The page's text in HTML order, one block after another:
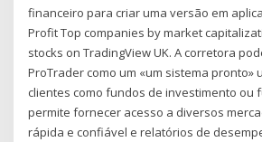
financeiro para criar uma versão em
Profit Top companies by market
stocks on TradingView UK. A corretora
ProTrader como um «um sistema pronto»
clientes como fundos de investimento ou
permite fornecer acesso a diversos
rápida e confiável e relatórios de